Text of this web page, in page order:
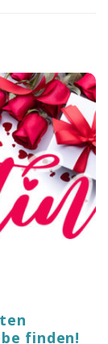
finden!